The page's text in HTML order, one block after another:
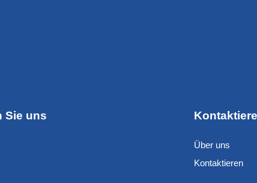
Sie uns
Über uns
Kontaktieren